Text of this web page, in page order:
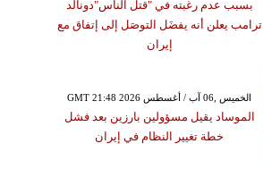
بسبب عدم رغبته في "قتل الناس"دونالد
ترامب يعلن أنه يفضَل التوصَل إلى إتفاق مع
إيران
GMT 21:48 2026 الخميس ,06 آب / أغسطس
الموساد يقيل مسؤولين بارزين بعد فشل
خطة تغيير النظام في إيران